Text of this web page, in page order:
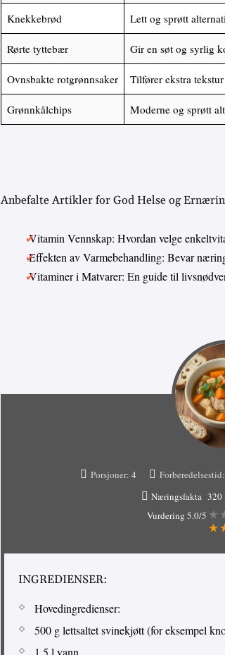
Knekkebrød Lett og sprøtt
Rørte tyttebær Gir en søt og syrlig
Ovnsbakte rotgrønnsaker Tilfører ekstra
Grønnkålchips Moderne og sprøtt
Anbefalte Artikler for God Helse og
Vitamin Vennskap: Hvordan velge
Effekten av Varmebehandling: Bevar
Vitaminer i Matvarer: En guide til
Porsjoner: 4 Forberedelsestid:
Næringsfakta 320
Vurdering 5.0/5
INGREDIENSER:
Hovedingredienser:
500 g lettsaltet svinekjøtt (for eksempel
1,5 l vann